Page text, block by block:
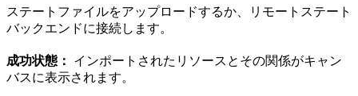
ステートファイルをアップロードするか、リモートステート
バックエンドに接続します。
成功状態：
インポートされたリソースとその関係がキャン
バスに表示されます。